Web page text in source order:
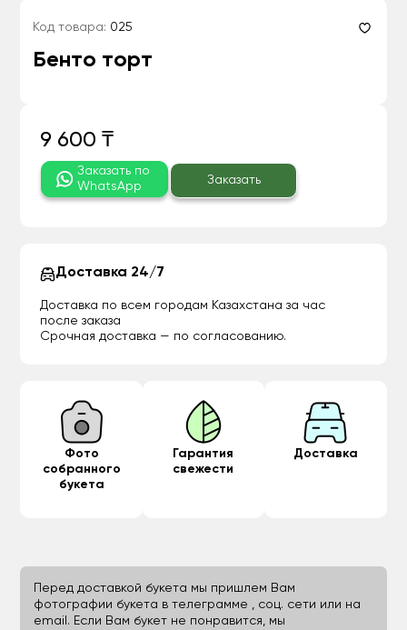
Код товара: 025
Бенто торт
9 600 ₸
Заказать по
WhatsApp
Заказать
Доставка 24/7
Доставка по всем городам Казахстана за час
после заказа
Срочная доставка — по согласованию.
Фото
собранного
букета
Гарантия
свежести
Доставка
Перед доставкой букета мы пришлем Вам
фотографии букета в телеграмме , соц. сети или на
email. Если Вам букет не понравится, мы